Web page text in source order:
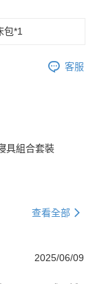
包*1
客服
具組合套裝
查看全部
2025/06/09